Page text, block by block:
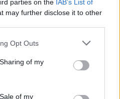
parties on the IAB’s List of
may further disclose it to other
Opt Outs
of my
of my
karštas: temperatūra kils iki